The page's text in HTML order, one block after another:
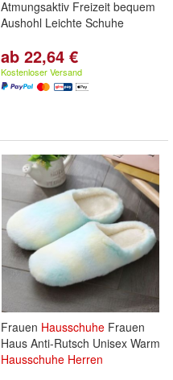
Atmungsaktiv Freizeit bequem
Aushohl Leichte Schuhe
ab 22,64 €
Kostenloser Versand
Frauen Hausschuhe Frauen
Haus Anti-Rutsch Unisex Warm
Hausschuhe Herren